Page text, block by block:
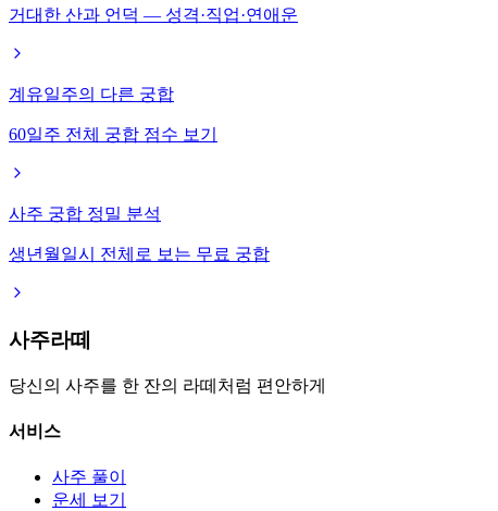
거대한 산과 언덕 — 성격·직업·연애운
계유일주의 다른 궁합
60일주 전체 궁합 점수 보기
사주 궁합 정밀 분석
생년월일시 전체로 보는 무료 궁합
사주라떼
당신의 사주를 한 잔의 라떼처럼 편안하게
서비스
사주 풀이
운세 보기